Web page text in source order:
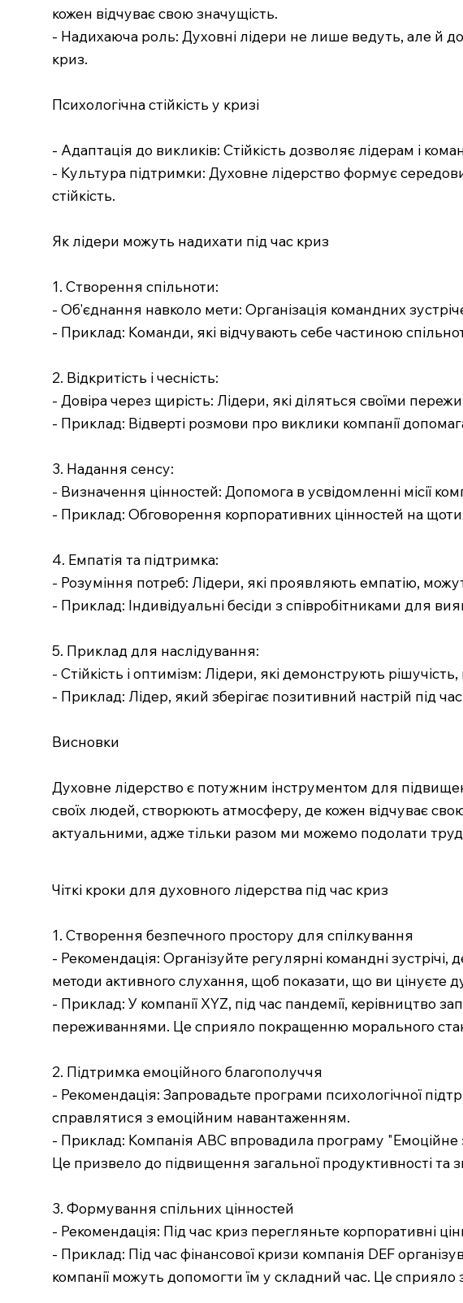
кожен відчуває свою значущість.
- Надихаюча роль: Духовні лідери не лише ведуть, але й
криз.
Психологічна стійкість у кризі
- Адаптація до викликів: Стійкість дозволяє лідерам і
- Культура підтримки: Духовне лідерство формує
стійкість.
Як лідери можуть надихати під час криз
1. Створення спільноти:
- Об'єднання навколо мети: Організація командних
- Приклад: Команди, які відчувають себе частиною
2. Відкритість і чесність:
- Довіра через щирість: Лідери, які діляться своїми
- Приклад: Відверті розмови про виклики компанії
3. Надання сенсу:
- Визначення цінностей: Допомога в усвідомленні місії
- Приклад: Обговорення корпоративних цінностей на
4. Емпатія та підтримка:
- Розуміння потреб: Лідери, які проявляють емпатію,
- Приклад: Індивідуальні бесіди з співробітниками для
5. Приклад для наслідування:
- Стійкість і оптимізм: Лідери, які демонструють
- Приклад: Лідер, який зберігає позитивний настрій під
Висновки
Духовне лідерство є потужним інструментом для
своїх людей, створюють атмосферу, де кожен відчуває
актуальними, адже тільки разом ми можемо подолати
Чіткі кроки для духовного лідерства під час криз
1. Створення безпечного простору для спілкування
- Рекомендація: Організуйте регулярні командні
методи активного слухання, щоб показати, що ви цінуєте
- Приклад: У компанії XYZ, під час пандемії, керівництво
переживаннями. Це сприяло покращенню морального
2. Підтримка емоційного благополуччя
- Рекомендація: Запровадьте програми психологічної
справлятися з емоційним навантаженням.
- Приклад: Компанія ABC впровадила програму "Емоційне
Це призвело до підвищення загальної продуктивності та
3. Формування спільних цінностей
- Рекомендація: Під час криз перегляньте корпоративні
- Приклад: Під час фінансової кризи компанія DEF
компанії можуть допомогти їм у складний час. Це